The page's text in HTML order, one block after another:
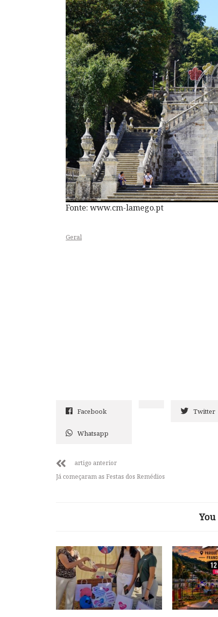
Fonte: www.cm-lamego.pt
Geral
Facebook Twitter
Whatsapp
artigo anterior
Já começaram as Festas dos Remédios